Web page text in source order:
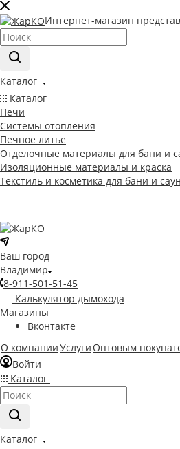
Интернет-магазин
Каталог
Каталог
Печи
Системы отопления
Печное литье
Отделочные материалы для бани и
Изоляционные материалы и краска
Текстиль и косметика для бани и
Ваш город
Владимир
8-911-501-51-45
Калькулятор дымохода
Магазины
Вконтакте
О компанииУслуги Оптовым
Войти
Каталог
Каталог